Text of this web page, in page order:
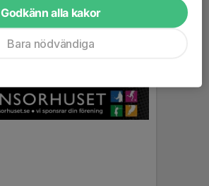
Godkänn alla kakor
Bara nödvändiga